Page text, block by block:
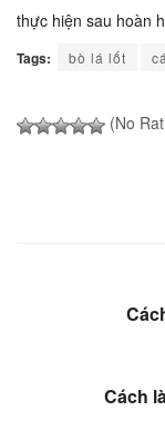
thực hiện sau hoàn
Tags: bò lá lốt
(No
Cách